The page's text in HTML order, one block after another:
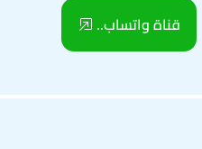
قناة واتساب..